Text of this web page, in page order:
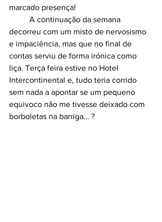
marcado presença!
decorreu com um misto de nervosismo
e impaciência, mas que no final de
contas serviu de forma irónica como
liça. Terça feira estive no Hotel
Intercontinental e, tudo teria corrido
sem nada a apontar se um pequeno
equivoco não me tivesse deixado com
borboletas na barriga… ?